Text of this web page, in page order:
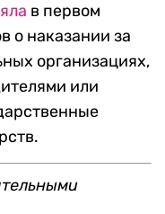
в первом
о наказании за
организациях,
или